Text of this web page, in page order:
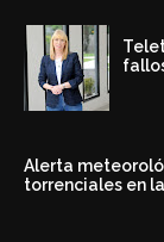
Alerta
torrenciales en